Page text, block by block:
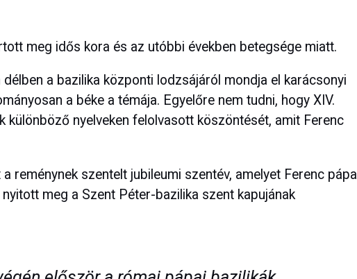
meg idős kora és az utóbbi években betegsége miatt.
a bazilika központi lodzsájáról mondja el karácsonyi
a béke a témája. Egyelőre nem tudni, hogy XIV.
különböző nyelveken felolvasott köszöntését, amit Ferenc
reménynek szentelt jubileumi szentév, amelyet Ferenc pápa
meg a Szent Péter-bazilika szent kapujának